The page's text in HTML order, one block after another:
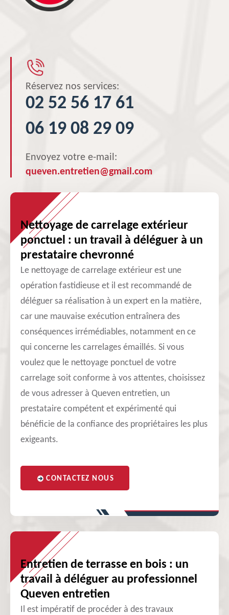
Réservez nos services:
02 52 56 17 61
06 19 08 29 09
Envoyez votre e-mail:
queven.entretien@gmail.com
Nettoyage de carrelage extérieur
ponctuel : un travail à déléguer à un
prestataire chevronné
Le nettoyage de carrelage extérieur est une
opération fastidieuse et il est recommandé de
déléguer sa réalisation à un expert en la matière,
car une mauvaise exécution entraînera des
conséquences irrémédiables, notamment en ce
qui concerne les carrelages émaillés. Si vous
voulez que le nettoyage ponctuel de votre
carrelage soit conforme à vos attentes, choisissez
de vous adresser à Queven entretien, un
prestataire compétent et expérimenté qui
bénéficie de la confiance des propriétaires les plus
exigeants.
CONTACTEZ NOUS
Entretien de terrasse en bois : un
travail à déléguer au professionnel
Queven entretien
Il est impératif de procéder à des travaux